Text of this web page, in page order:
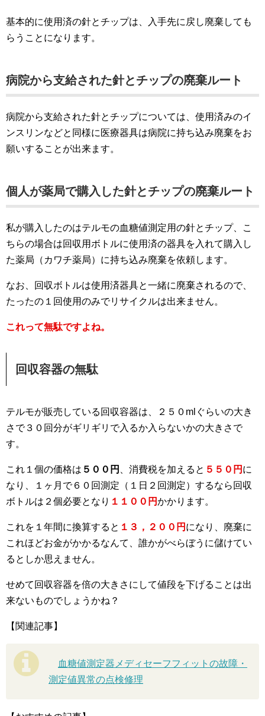
基本的に使用済の針とチップは、入手先に戻し廃棄しても
らうことになります。
病院から支給された針とチップの廃棄ルート
病院から支給された針とチップについては、使用済みのイ
ンスリンなどと同様に医療器具は病院に持ち込み廃棄をお
願いすることが出来ます。
個人が薬局で購入した針とチップの廃棄ルート
私が購入したのはテルモの血糖値測定用の針とチップ、こ
ちらの場合は回収用ボトルに使用済の器具を入れて購入し
た薬局（カワチ薬局）に持ち込み廃棄を依頼します。
なお、回収ボトルは使用済器具と一緒に廃棄されるので、
たったの１回使用のみでリサイクルは出来ません。
これって無駄ですよね。
回収容器の無駄
テルモが販売している回収容器は、２５０mlぐらいの大き
さで３０回分がギリギリで入るか入らないかの大きさで
す。
これ１個の価格は ５００円 、消費税を加えると ５５０円 に
なり、１ヶ月で６０回測定（１日２回測定）するなら回収
ボトルは２個必要となり １１００円かかります。
これを１年間に換算すると １３，２００円 になり、廃棄に
これほどお金がかかるなんて、誰かがべらぼうに儲けてい
るとしか思えません。
せめて回収容器を倍の大きさにして値段を下げることは出
来ないものでしょうかね？
【関連記事】
血糖値測定器メディセーフフィットの故障・
測定値異常の点検修理